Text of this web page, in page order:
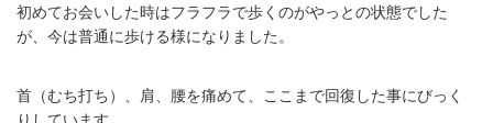
初めてお会いした時はフラフラで歩くのがやっとの状態でした
が、今は普通に歩ける様になりました。
首（むち打ち）、肩、腰を痛めて、ここまで回復した事にびっく